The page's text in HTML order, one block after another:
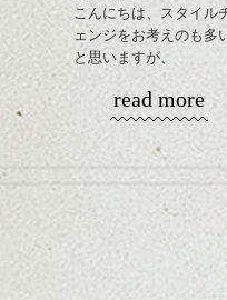
わせで質感に変化をつけ
こんにちは、スタイル
ェンジをお考えのも多
と思いますが、
丸みショートでタイトに
演出したスタイルもこれ
からの季節とてもおすす
前髪を軽めに調整し、フ
ェイスラインのデザイン
ですっきりした印象にな
バックを短めにカットし
read more